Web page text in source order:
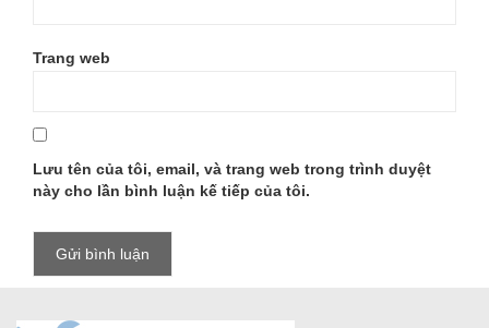
Trang web
Lưu tên của tôi, email, và trang web trong trình duyệt
này cho lần bình luận kế tiếp của tôi.